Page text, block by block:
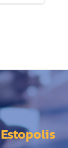
Estopolis